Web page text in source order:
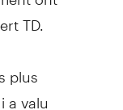
TD.
plus
valu